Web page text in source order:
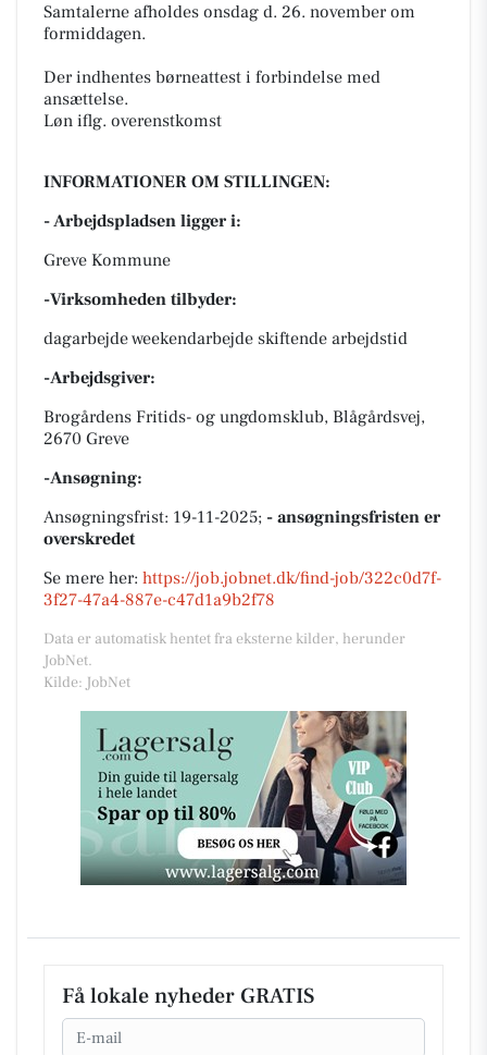
Samtalerne afholdes onsdag d. 26. november om
formiddagen.
Der indhentes børneattest i forbindelse med
ansættelse.
Løn iflg. overenstkomst
INFORMATIONER OM STILLINGEN:
- Arbejdspladsen ligger i:
Greve Kommune
-Virksomheden tilbyder:
dagarbejde weekendarbejde skiftende arbejdstid
-Arbejdsgiver:
Brogårdens Fritids- og ungdomsklub, Blågårdsvej,
2670 Greve
-Ansøgning:
Ansøgningsfrist: 19-11-2025; - ansøgningsfristen er
overskredet
Se mere her: https://job.jobnet.dk/find-job/322c0d7f-
3f27-47a4-887e-c47d1a9b2f78
Data er automatisk hentet fra eksterne kilder, herunder
JobNet.
Kilde: JobNet
Få lokale nyheder GRATIS
Email